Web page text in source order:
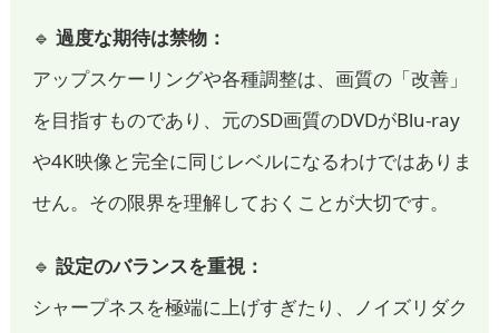
🔹 過度な期待は禁物：
アップスケーリングや各種調整は、画質の「改善」
を目指すものであり、元のSD画質のDVDがBlu-ray
や4K映像と完全に同じレベルになるわけではありま
せん。その限界を理解しておくことが大切です。
🔹 設定のバランスを重視：
シャープネスを極端に上げすぎたり、ノイズリダク